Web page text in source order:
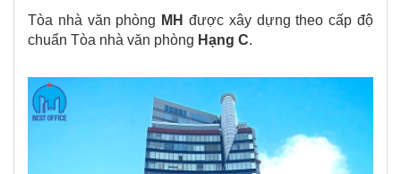
Tòa nhà văn phòng MH được xây dựng theo cấp độ
chuẩn Tòa nhà văn phòng Hạng C.